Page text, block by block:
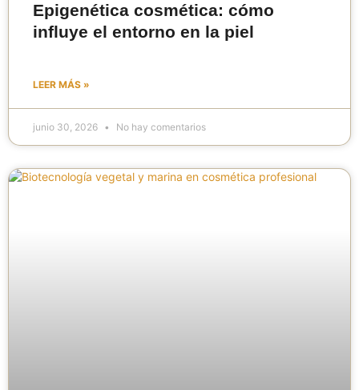
Epigenética cosmética: cómo
influye el entorno en la piel
LEER MÁS »
junio 30, 2026 No hay comentarios